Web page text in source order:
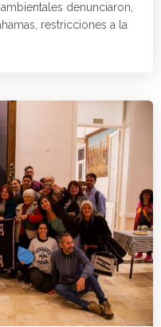
denunciaron,
restricciones a la